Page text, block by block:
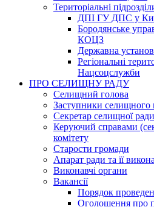
Територіальні
ДПІ ГУ ДПС у
Бородянське
КОЦЗ
Державна
Регіональні
Нацсоцслужби
ПРО СЕЛИЩНУ РАДУ
Селищний голова
Заступники селищного
Секретар селищної ради
Керуючий справами
комітету
Старости громади
Апарат ради та її
Виконавчі органи
Вакансії
Порядок
Оголошення про